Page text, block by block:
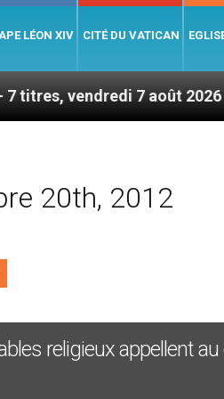
LÉON XIV CITÉ DU VATICAN
7 août 2026
20th, 2012
religieux appellent